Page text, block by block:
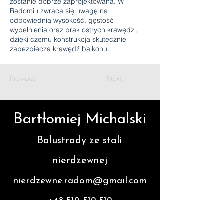
Radomiu zwraca się uwagę na
odpowiednią wysokość, gęstość
wypełnienia oraz brak ostrych krawędzi,
dzięki czemu konstrukcja skutecznie
zabezpiecza krawędź balkonu.
Previous Next
Bartłomiej Michalski
Balustrady ze stali
nierdzewnej
nierdzewne.radom@gmail.com